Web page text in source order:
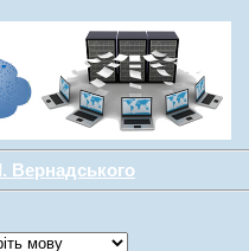
Вернадського